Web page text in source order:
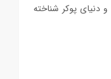
دنیای پوکر شناخته